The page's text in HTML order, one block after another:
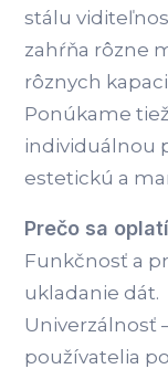
stálu
zahŕňa rôzne
rôznych
Ponúkame
individuálnou
estetickú a
Prečo sa
Funkčnosť a
ukladanie dát.
Univerzálnosť
používatelia